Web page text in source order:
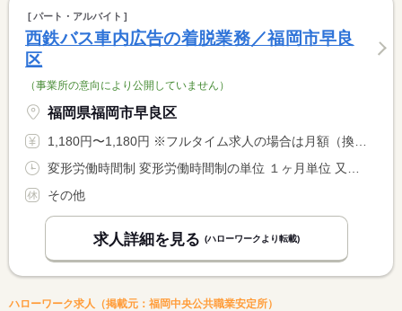
パート・アルバイト
西鉄バス車内広告の着脱業務／福岡市早良
区
（事業所の意向により公開していません）
福岡県福岡市早良区
1,180円〜1,180円 ※フルタイム求人の場合は月額（換算額）、パート求人の場合は時間額を表示しています。
変形労働時間制 変形労働時間制の単位 １ヶ月単位 又は 21時00分〜4時00分の時間の間の6時間程度 就業時間に関する特記事項 始業時間は、変更可 <BR> 作業終了時が、勤務終了（変動有・作業量による）
その他
求人詳細を見る (ハローワークより転載)
ハローワーク求人（掲載元：福岡中央公共職業安定所）